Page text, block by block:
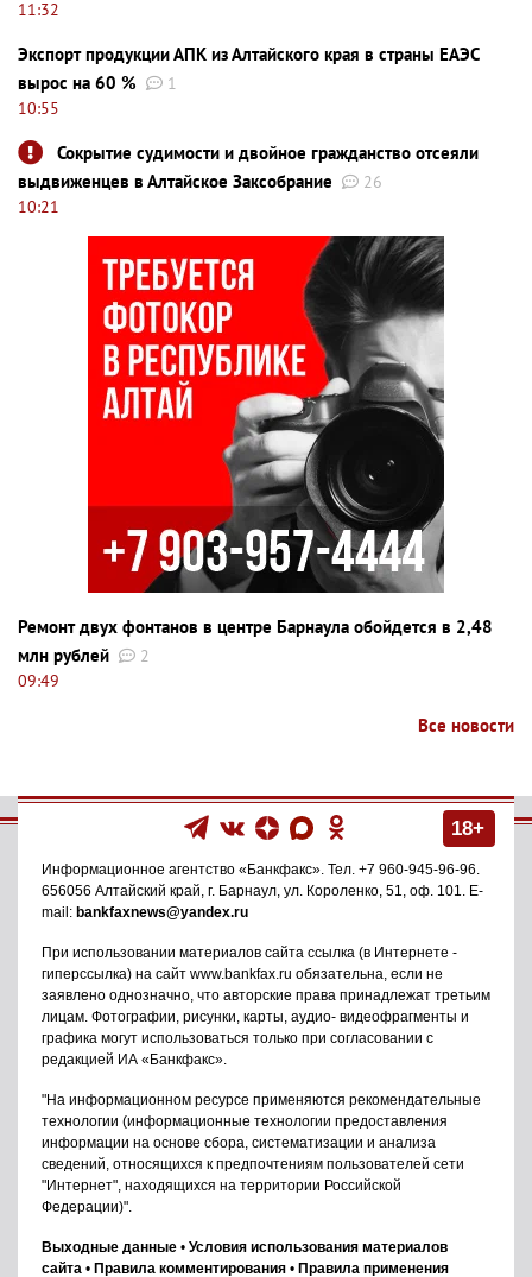
11:32
Экспорт продукции АПК из Алтайского края в страны ЕАЭС
вырос на 60 %
1
10:55
Сокрытие судимости и двойное гражданство отсеяли
выдвиженцев в Алтайское Заксобрание
26
10:21
Ремонт двух фонтанов в центре Барнаула обойдется в 2,48
млн рублей
2
09:49
Все новости
18+
Информационное агентство «Банкфакс». Тел. +7 960-945-96-96.
656056 Алтайский край, г. Барнаул, ул. Короленко, 51, оф. 101. E-
mail: bankfaxnews@yandex.ru
При использовании материалов сайта ссылка (в Интернете -
гиперссылка) на сайт www.bankfax.ru обязательна, если не
заявлено однозначно, что авторские права принадлежат третьим
лицам. Фотографии, рисунки, карты, аудио- видеофрагменты и
графика могут использоваться только при согласовании с
редакцией ИА «Банкфакс».
"На информационном ресурсе применяются рекомендательные
технологии (информационные технологии предоставления
информации на основе сбора, систематизации и анализа
сведений, относящихся к предпочтениям пользователей сети
"Интернет", находящихся на территории Российской
Федерации)".
Выходные данные • Условия использования материалов
сайта • Правила комментирования • Правила применения